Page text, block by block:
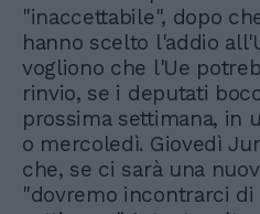
"inaccettabile", dopo
hanno scelto l'addio
vogliono che l'Ue
rinvio, se i deputati
prossima settimana, in
o mercoledì. Giovedì
che, se ci sarà una
"dovremo incontrarci